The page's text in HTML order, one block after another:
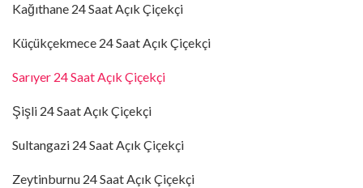
Kağıthane 24 Saat Açık Çiçekçi
Küçükçekmece 24 Saat Açık Çiçekçi
Sarıyer 24 Saat Açık Çiçekçi
Şişli 24 Saat Açık Çiçekçi
Sultangazi 24 Saat Açık Çiçekçi
Zeytinburnu 24 Saat Açık Çiçekçi